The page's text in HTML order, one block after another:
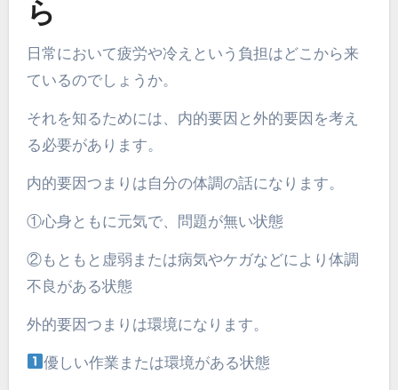
ら
日常において疲労や冷えという負担はどこから来
ているのでしょうか。
それを知るためには、内的要因と外的要因を考え
る必要があります。
内的要因つまりは自分の体調の話になります。
①心身ともに元気で、問題が無い状態
②もともと虚弱または病気やケガなどにより体調
不良がある状態
外的要因つまりは環境になります。
優しい作業または環境がある状態